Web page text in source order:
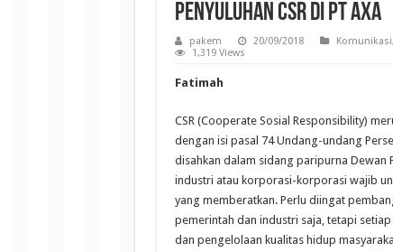
PENYULUHAN CSR DI PT AXA
pakem 20/09/2018 Komunikasi,
1,319 Views
Fatimah
CSR (Cooperate Sosial Responsibility)
dengan isi pasal 74 Undang-undang
disahkan dalam sidang paripurna Dewan
industri atau korporasi-korporasi wajib
yang memberatkan. Perlu diingat
pemerintah dan industri saja, tetapi
dan pengelolaan kualitas hidup